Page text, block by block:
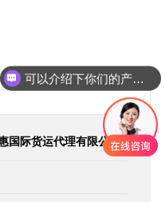
国际货运代理有限公司
可以介绍下你们的产品么